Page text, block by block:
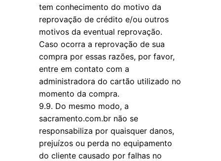
tem conhecimento do motivo da
reprovação de crédito e/ou outros
motivos da eventual reprovação.
Caso ocorra a reprovação de sua
compra por essas razões, por favor,
entre em contato com a
administradora do cartão utilizado no
momento da compra.
9.9. Do mesmo modo, a
sacramento.com.br não se
responsabiliza por quaisquer danos,
prejuízos ou perda no equipamento
do cliente causado por falhas no